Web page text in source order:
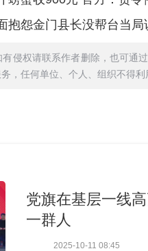
抱怨金门县长没帮台当局
侵权请联系作者删除，也可通
，任何单位、个人、组织不得
党旗在基层一线
一群人
2025-10-11 08:45